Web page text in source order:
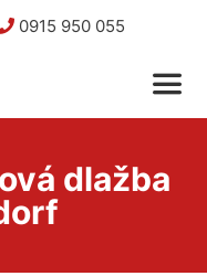
0915 950 055
dlažba